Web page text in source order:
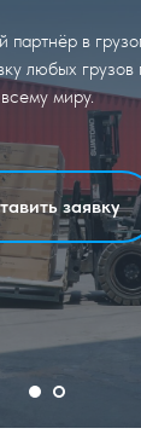
в
любых грузов
всему миру.
заявку